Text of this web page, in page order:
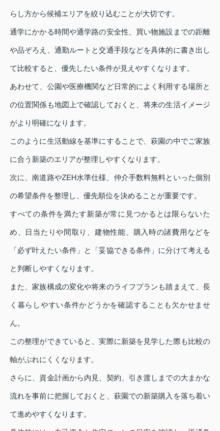
らし方から候補エリアを絞り込むことが大切です。
通学にかかる時間や通学路の安全性、買い物施設までの距離
や品ぞろえ、通勤ルートと交通手段などを具体的に書き出し
て比較すると、優先したい条件が見えやすくなります。
あわせて、公園や医療機関など日常的によく利用する場所と
の位置関係も地図上で確認しておくと、将来の生活イメージ
がより明確になります。
このように生活動線を基準にすることで、萩園の中でご家族
に合う新築のエリアが整理しやすくなります。
次に、南道路やZEH水準仕様、仲介手数料無料といった個別
の希望条件を整理し、優先順位を決めることが重要です。
すべての条件を満たす新築が常に見つかるとは限らないた
め、日当たりや間取り、建物性能、購入時の諸費用などを
「必ず叶えたい条件」と「妥協できる条件」に分けて考える
と判断しやすくなります。
また、家族構成の変化や将来のライフプランも踏まえて、長
く暮らしやすい条件かどうかを確認することも欠かせませ
ん。
この整理ができていると、実際に新築を見学した際も比較の
軸がぶれにくくなります。
さらに、資金計画から内見、契約、引き渡しまでの大まかな
流れを事前に把握しておくと、萩園での新築購入を落ち着い
て進めやすくなります。